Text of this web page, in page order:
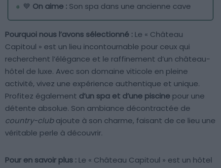
💙 On aime : Son spa dans une ancienne cave
Pourquoi nous l’avons sélectionné : Le « Château
Capitoul » est un lieu incontournable pour ceux qui
recherchent l’élégance et le raffinement d’un château-
hôtel de luxe. Avec son domaine viticole en pleine
activité, vivez une expérience authentique et unique.
Profitez également d’un spa et d’une piscine pour une
détente absolue. Son ambiance décontractée de
country-clubajoute à son charme, faisant de ce lieu une
véritable perle à découvrir.
Pour en savoir plus : Le « Château Capitoul » est un hôtel